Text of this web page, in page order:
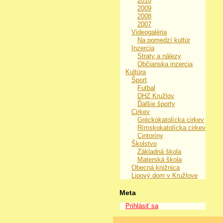
2009
2008
2007
Videogaléria
Na pomedzí kultúr
Inzercia
Straty a nálezy
Občianska inzercia
Kultúra
Šport
Futbal
DHZ Kružlov
Ďalšie športy
Cirkev
Gréckokatolícka cirkev
Rímskokatolícka cirkev
Cintoríny
Školstvo
Základná škola
Materská škola
Obecná knižnica
Lipový dom v Kružlove
Meta
Prihlásiť sa